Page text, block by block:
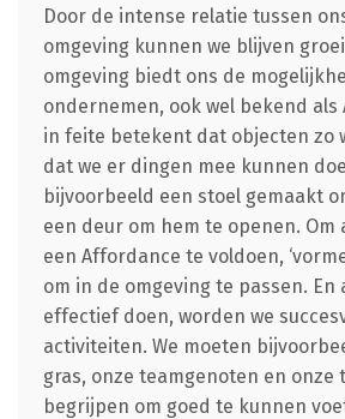
Door de intense relatie tussen
omgeving kunnen we blijven
omgeving biedt ons de
ondernemen, ook wel bekend als
in feite betekent dat objecten zo
dat we er dingen mee kunnen
bijvoorbeeld een stoel gemaakt
een deur om hem te openen. Om
een Affordance te voldoen,
om in de omgeving te passen. En
effectief doen, worden we
activiteiten. We moeten
gras, onze teamgenoten en onze
begrijpen om goed te kunnen